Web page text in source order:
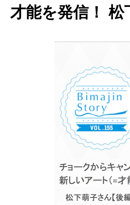
才能を発信！ 松